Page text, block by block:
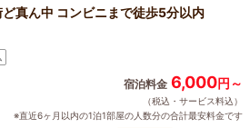
ど真ん中 コンビニまで徒歩5分以内
宿泊料金 6,000円～
（税込・サービス料込）
※直近6ヶ月以内の1泊1部屋の人数分の合計最安料金です